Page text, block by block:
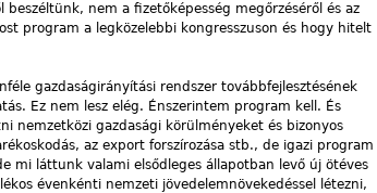
nem a fizetőképesség megőrzéséről és az
program a legközelebbi kongresszuson és hogy hitelt
gazdaságirányítási rendszer továbbfejlesztésének
Ez nem lesz elég. Énszerintem program kell. És
nemzetközi gazdasági körülményeket és bizonyos
az export forszírozása stb., de igazi program
mi láttunk valami elsődleges állapotban levő új ötéves
évenkénti nemzeti jövedelemnövekedéssel létezni,